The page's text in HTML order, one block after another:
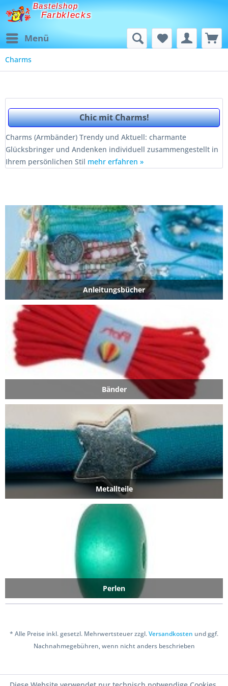
Bastelshop
Farbklecks
Menü
Charms
Chic mit Charms!
Charms (Armbänder) Trendy und Aktuell: charmante
Glücksbringer und Andenken individuell zusammengestellt in
Ihrem persönlichen Stil mehr erfahren »
Bänder
Metallteile
Perlen
Anleitungsbücher
* Alle Preise inkl. gesetzl. Mehrwertsteuer zzgl.Versandkosten und ggf.
Nachnahmegebühren, wenn nicht anders beschrieben